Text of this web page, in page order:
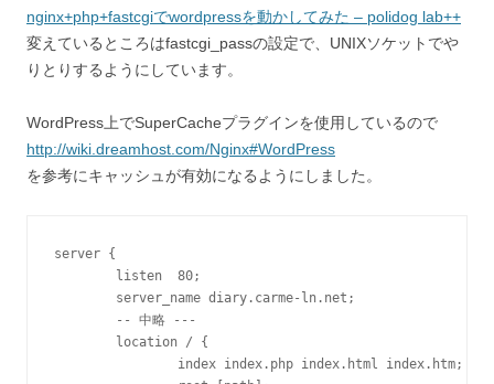
nginx+php+fastcgiでwordpressを動かしてみた – polidog lab++
変えているところはfastcgi_passの設定で、UNIXソケットでや
りとりするようにしています。
WordPress上でSuperCacheプラグインを使用しているので
http://wiki.dreamhost.com/Nginx#WordPress
を参考にキャッシュが有効になるようにしました。
server {
        listen  80;
        server_name diary.carme-ln.net;
        -- 中略 ---
        location / {
                index index.php index.html index.htm;